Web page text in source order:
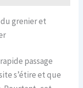
grenier et
passage
s’étire et que